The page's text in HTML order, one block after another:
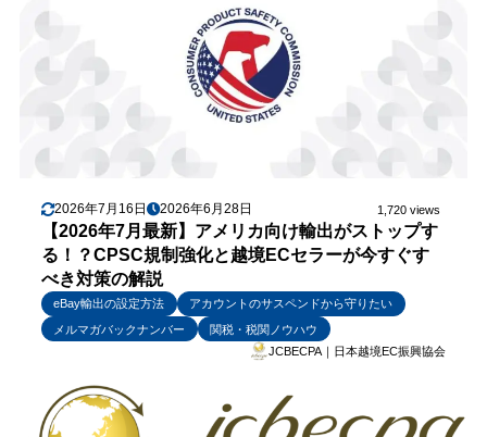
2026年7月16日 2026年6月28日 1,720 views
【2026年7月最新】アメリカ向け輸出がストップす
る！？CPSC規制強化と越境ECセラーが今すぐす
べき対策の解説
eBay輸出の設定方法
アカウントのサスペンドから守りたい
メルマガバックナンバー
関税・税関ノウハウ
JCBECPA｜日本越境EC振興協会